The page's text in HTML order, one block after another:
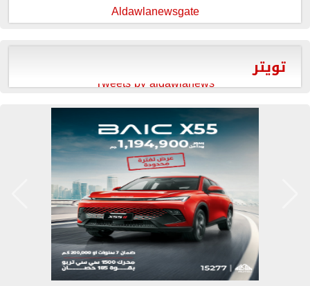
Aldawlanewsgate
تويتر
Tweets by aldawlanews